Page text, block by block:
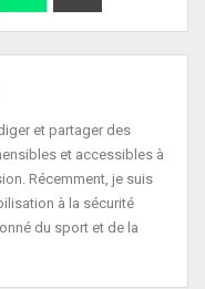
et partager des
et accessibles à
Récemment, je suis
à la sécurité
du sport et de la